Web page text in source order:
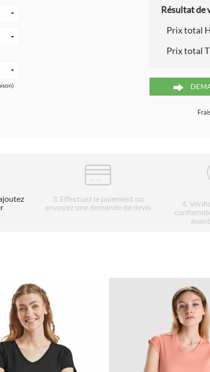
Résultat de
Prix total
Prix total
3 . Effectuez le paiement ou
envoyez une demande de devis
4.